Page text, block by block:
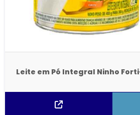
Leite em Pó Integral Ninho